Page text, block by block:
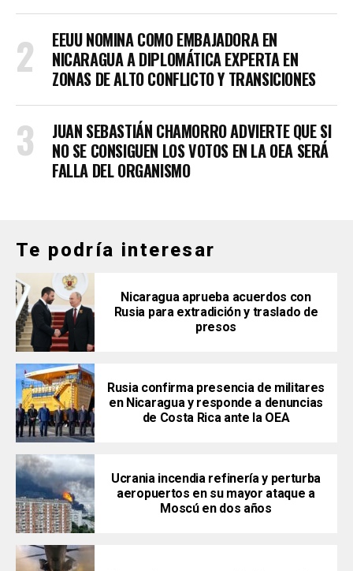
EEUU NOMINA COMO EMBAJADORA EN
NICARAGUA A DIPLOMÁTICA EXPERTA EN
ZONAS DE ALTO CONFLICTO Y TRANSICIONES
JUAN SEBASTIÁN CHAMORRO ADVIERTE QUE SI
NO SE CONSIGUEN LOS VOTOS EN LA OEA SERÁ
FALLA DEL ORGANISMO
Te podría interesar
Nicaragua aprueba acuerdos con
Rusia para extradición y traslado de
presos
Rusia confirma presencia de militares
en Nicaragua y responde a denuncias
de Costa Rica ante la OEA
Ucrania incendia refinería y perturba
aeropuertos en su mayor ataque a
Moscú en dos años